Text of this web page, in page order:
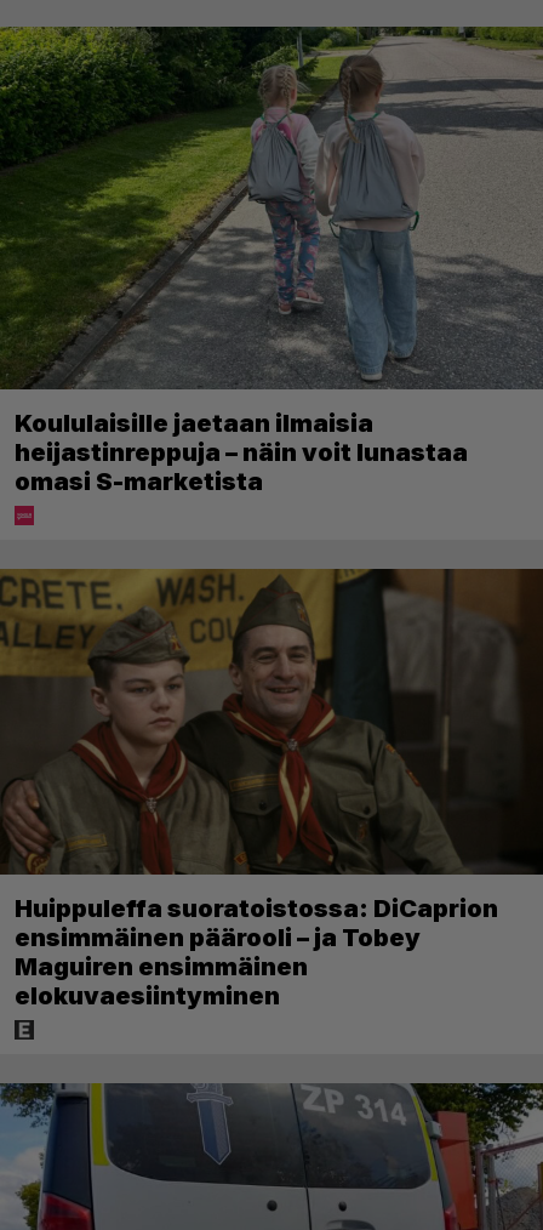
Koululaisille jaetaan ilmaisia
heijastinreppuja – näin voit lunastaa
omasi S-marketista
Huippuleffa suoratoistossa: DiCaprion
ensimmäinen päärooli – ja Tobey
Maguiren ensimmäinen
elokuvaesiintyminen